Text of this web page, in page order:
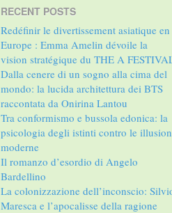
RECENT POSTS
Redéfinir le divertissement asiatique en
Europe : Emma Amelin dévoile la
vision stratégique du THE A
Dalla cenere di un sogno alla cima del
mondo: la lucida architettura dei BTS
raccontata da Onirina Lantou
Tra conformismo e bussola edonica: la
psicologia degli istinti contro le
moderne
Il romanzo d’esordio di Angelo
Bardellino
La colonizzazione dell’inconscio:
Maresca e l’apocalisse della ragione